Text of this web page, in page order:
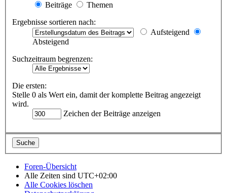
Beiträge
Themen
Ergebnisse sortieren nach:
Aufsteigend
Absteigend
Suchzeitraum begrenzen:
Die ersten:
Stelle 0 als Wert ein, damit der komplette Beitrag angezeigt
wird.
Zeichen der Beiträge anzeigen
Foren-Übersicht
Alle Zeiten sind UTC+02:00
Alle Cookies löschen